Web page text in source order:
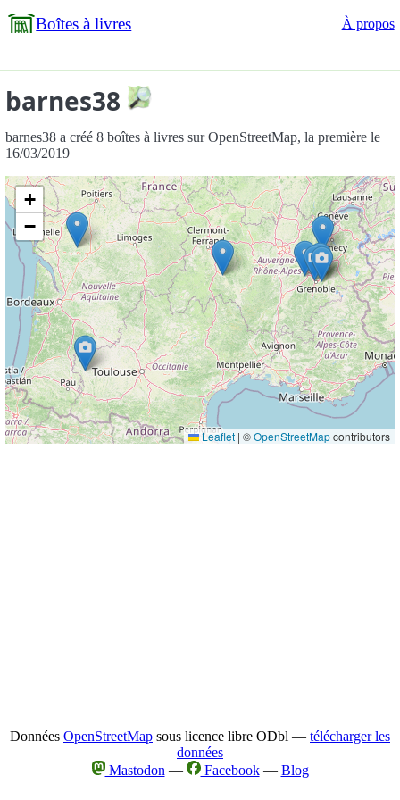
Boîtes à livres À propos
barnes38
barnes38 a créé 8 boîtes à livres sur OpenStreetMap, la première le
16/03/2019
+
−
Leaflet | ©OpenStreetMapcontributors
Données OpenStreetMap sous licence libre ODbl — télécharger les
données
Mastodon — Facebook— Blog